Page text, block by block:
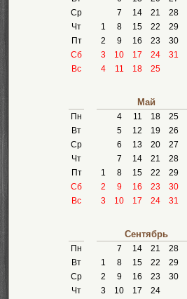
Ср
Чт
Пт
Сб
Вс
7
14 21
28
1
8 15 22
29
2
9 16 23
30
3
10 17 24
31
4
11 18 25
Пн
Вт
Ср
Чт
Пт
Сб
Вс
Май
4 11 18
25
5
12 19
26
6
13 20
27
7
14 21
28
1
8 15 22
29
2
9 16 23
30
3
10 17 24 31
Пн
Вт
Ср
Чт
Сентябрь
7 14 21
28
1
8 15 22
29
2
9 16 23
30
3
10 17
24